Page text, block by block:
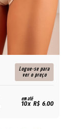
Logue-se para
ver o preço
em até
10x R$ 6,00